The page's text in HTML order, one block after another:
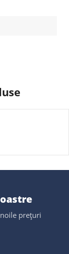
prețuri